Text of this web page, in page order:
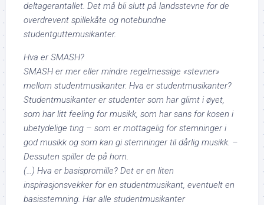
deltagerantallet. Det må bli slutt på landsstevne for de
overdrevent spillekåte og notebundne
studentguttemusikanter.
Hva er SMASH?
SMASH er mer eller mindre regelmessige «stevner»
mellom studentmusikanter. Hva er studentmusikanter?
Studentmusikanter er studenter som har glimt i øyet,
som har litt feeling for musikk, som har sans for kosen i
ubetydelige ting – som er mottagelig for stemninger i
god musikk og som kan gi stemninger til dårlig musikk. –
Dessuten spiller de på horn.
(…) Hva er basispromille? Det er en liten
inspirasjonsvekker for en studentmusikant, eventuelt en
basisstemning. Har alle studentmusikanter